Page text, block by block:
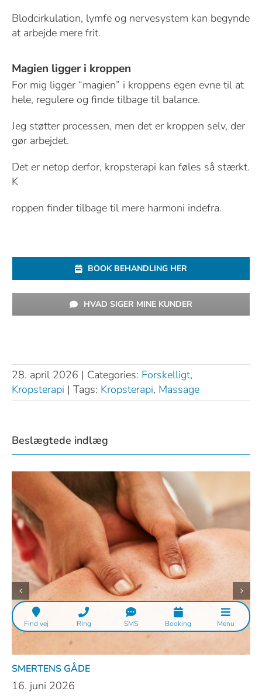
Blodcirkulation, lymfe og nervesystem kan begynde
at arbejde mere frit.
Magien ligger i kroppen
For mig ligger “magien” i kroppens egen evne til at
hele, regulere og finde tilbage til balance.
Jeg støtter processen, men det er kroppen selv, der
gør arbejdet.
Det er netop derfor, kropsterapi kan føles så stærkt.
K
roppen finder tilbage til mere harmoni indefra.
BOOK BEHANDLING HER
HVAD SIGER MINE KUNDER
28. april 2026 | Categories: Forskelligt,
Kropsterapi | Tags: Kropsterapi, Massage
Beslægtede indlæg
SMERTENS GÅDE
16. juni 2026
Find vej Ring SMS Booking Menu